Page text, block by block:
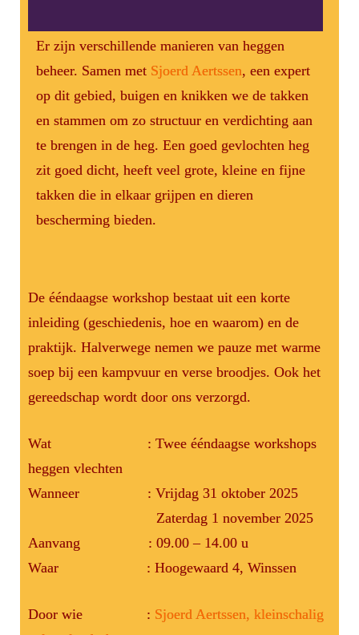
Er zijn verschillende manieren van heggen
beheer. Samen met Sjoerd Aertssen, een expert
op dit gebied, buigen en knikken we de takken
en stammen om zo structuur en verdichting aan
te brengen in de heg. Een goed gevlochten heg
zit goed dicht, heeft veel grote, kleine en fijne
takken die in elkaar grijpen en dieren
bescherming bieden.
De ééndaagse workshop bestaat uit een korte
inleiding (geschiedenis, hoe en waarom) en de
praktijk. Halverwege nemen we pauze met warme
soep bij een kampvuur en verse broodjes. Ook het
gereedschap wordt door ons verzorgd.
Wat : Twee ééndaagse workshops
heggen vlechten
Wanneer : Vrijdag 31 oktober 2025
Zaterdag 1 november 2025
Aanvang : 09.00 – 14.00 u
Waar : Hoogewaard 4, Winssen
Door wie : Sjoerd Aertssen, kleinschalig